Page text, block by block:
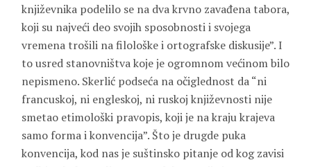
književnika podelilo se na dva krvno zavađena tabora,
koji su najveći deo svojih sposobnosti i svojega
vremena trošili na filološke i ortografske diskusije”. I
to usred stanovništva koje je ogromnom većinom bilo
nepismeno. Skerlić podseća na očiglednost da “ni
francuskoj, ni engleskoj, ni ruskoj književnosti nije
smetao etimološki pravopis, koji je na kraju krajeva
samo forma i konvencija”. Što je drugde puka
konvencija, kod nas je suštinsko pitanje od kog zavisi